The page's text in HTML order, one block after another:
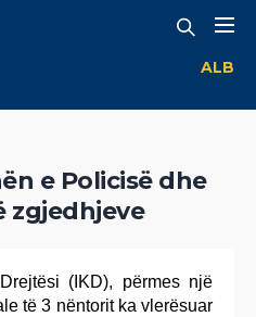
ALB
e Policisë dhe
zgjedhjeve
(IKD), përmes një
të 3 nëntorit ka vlerësuar